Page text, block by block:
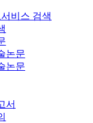
비스 검색
논문
논문
서